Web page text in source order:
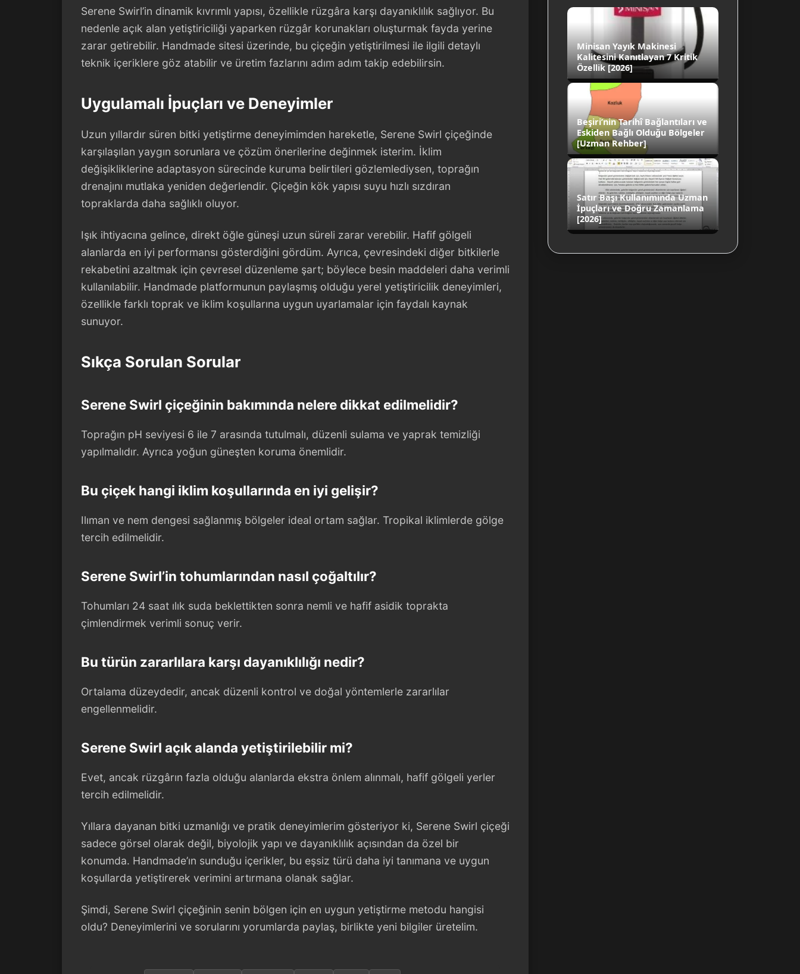
Serene Swirl’in dinamik kıvrımlı yapısı, özellikle rüzgâra karşı dayanıklılık sağlıyor. Bu
nedenle açık alan yetiştiriciliği yaparken rüzgâr korunakları oluşturmak fayda yerine
zarar getirebilir. Handmade sitesi üzerinde, bu çiçeğin yetiştirilmesi ile ilgili detaylı
teknik içeriklere göz atabilir ve üretim fazlarını adım adım takip edebilirsin.
Uygulamalı İpuçları ve Deneyimler
Uzun yıllardır süren bitki yetiştirme deneyimimden hareketle, Serene Swirl çiçeğinde
karşılaşılan yaygın sorunlara ve çözüm önerilerine değinmek isterim. İklim
değişikliklerine adaptasyon sürecinde kuruma belirtileri gözlemlediysen, toprağın
drenajını mutlaka yeniden değerlendir. Çiçeğin kök yapısı suyu hızlı sızdıran
topraklarda daha sağlıklı oluyor.
Işık ihtiyacına gelince, direkt öğle güneşi uzun süreli zarar verebilir. Hafif gölgeli
alanlarda en iyi performansı gösterdiğini gördüm. Ayrıca, çevresindeki diğer bitkilerle
rekabetini azaltmak için çevresel düzenleme şart; böylece besin maddeleri daha verimli
kullanılabilir. Handmade platformunun paylaşmış olduğu yerel yetiştiricilik deneyimleri,
özellikle farklı toprak ve iklim koşullarına uygun uyarlamalar için faydalı kaynak
sunuyor.
Sıkça Sorulan Sorular
Serene Swirl çiçeğinin bakımında nelere dikkat edilmelidir?
Toprağın pH seviyesi 6 ile 7 arasında tutulmalı, düzenli sulama ve yaprak temizliği
yapılmalıdır. Ayrıca yoğun güneşten koruma önemlidir.
Bu çiçek hangi iklim koşullarında en iyi gelişir?
Ilıman ve nem dengesi sağlanmış bölgeler ideal ortam sağlar. Tropikal iklimlerde gölge
tercih edilmelidir.
Serene Swirl’in tohumlarından nasıl çoğaltılır?
Tohumları 24 saat ılık suda beklettikten sonra nemli ve hafif asidik toprakta
çimlendirmek verimli sonuç verir.
Bu türün zararlılara karşı dayanıklılığı nedir?
Ortalama düzeydedir, ancak düzenli kontrol ve doğal yöntemlerle zararlılar
engellenmelidir.
Serene Swirl açık alanda yetiştirilebilir mi?
Evet, ancak rüzgârın fazla olduğu alanlarda ekstra önlem alınmalı, hafif gölgeli yerler
tercih edilmelidir.
Yıllara dayanan bitki uzmanlığı ve pratik deneyimlerim gösteriyor ki, Serene Swirl çiçeği
sadece görsel olarak değil, biyolojik yapı ve dayanıklılık açısından da özel bir
konumda. Handmade’ın sunduğu içerikler, bu eşsiz türü daha iyi tanımana ve uygun
koşullarda yetiştirerek verimini artırmana olanak sağlar.
Şimdi, Serene Swirl çiçeğinin senin bölgen için en uygun yetiştirme metodu hangisi
oldu? Deneyimlerini ve sorularını yorumlarda paylaş, birlikte yeni bilgiler üretelim.
Minisan Yayık Makinesi
Kalitesini Kanıtlayan 7 Kritik
Özellik [2026]
Beşiri’nin Tarihî Bağlantıları ve
Eskiden Bağlı Olduğu Bölgeler
[Uzman Rehber]
Satır Başı Kullanımında Uzman
İpuçları ve Doğru Zamanlama
[2026]